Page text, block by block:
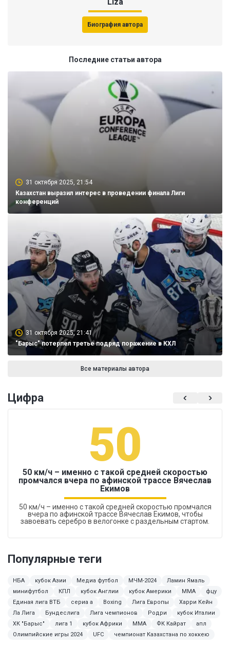
Биография автора
Последние статьи автора
31 октября 2025, 21:54
Казахстан выразил интерес в проведении финала Лиги
конференций
31 октября 2025, 21:41
"Барыс" потерпел третье подряд поражение в КХЛ
Все материалы автора
Цифра
50
50 км/ч – именно с такой средней скоростью
промчался вчера по афинской трассе Вячеслав
Екимов
50 км/ч – именно с такой средней скоростью промчался
вчера по афинской трассе Вячеслав Екимов, чтобы
завоевать серебро в велогонке с раздельным стартом.
Популярные теги
НБА кубок Азии Медиа футбол МЧМ-2024
Ламин Ямаль
минифутбол
КПЛ кубок Англии кубок Америки ММА
фцу
Единая лига ВТБ
сериа а Boxing Лига Европы
Харри Кейн
Ла Лига
Бундеслига Лига чемпионов Родри
кубок Италии
ХК "Барыс"
лига 1 кубок Африки MMA ФК Кайрат
апл
Олимпийские игры 2024
UFC чемпионат Казахстана по хоккею